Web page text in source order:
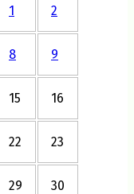
1 2
8 9
15 16
22 23
29 30